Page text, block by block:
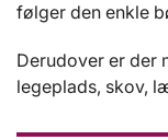
følger den enkle
Derudover er
legeplads, skov,